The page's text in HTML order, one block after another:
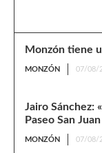
Monzón tiene
MONZÓN 07/08/
Jairo Sánchez:
Paseo San
MONZÓN 07/08/